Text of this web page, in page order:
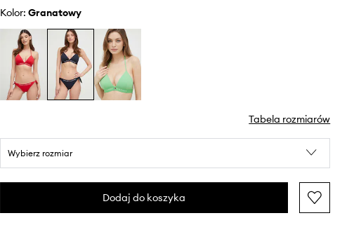
Kolor: granatowy
Tabela rozmiarów
Wybierz rozmiar
Dodaj do koszyka